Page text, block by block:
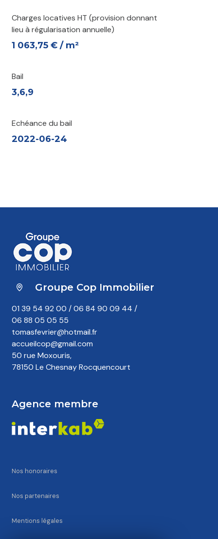
Charges locatives HT (provision donnant
lieu à régularisation annuelle)
1 063,75 € / m²
Bail
3,6,9
Echéance du bail
2022-06-24
Groupe Cop Immobilier
01 39 54 92 00 /06 84 90 09 44 /
06 88 05 05 55
tomasfevrier@hotmail.fr
accueilcop@gmail.com
50 rue Moxouris,
78150 Le Chesnay Rocquencourt
Agence membre
Nos honoraires
Nos partenaires
Mentions légales